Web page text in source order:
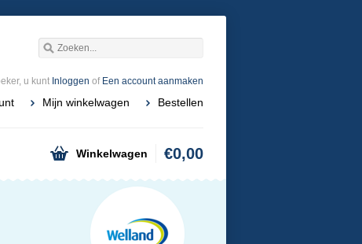
u kunt Inloggen of Een account aanmaken
Mijn winkelwagen Bestellen
Winkelwagen €0,00